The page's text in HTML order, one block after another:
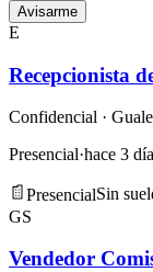
Avisarme
E
Recepcionista
Confidencial ·
Presencial·hace 3
PresencialSin
GS
Vendedor